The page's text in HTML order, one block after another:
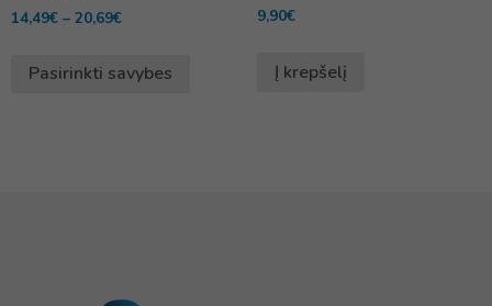
Įvertinimas:
5.00
14,49€ – 20,69€
Pasirinkti savybes
9,90€
Į krepšelį